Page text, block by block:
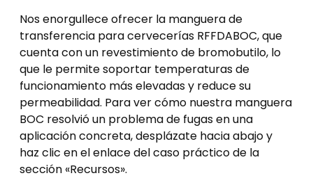
Nos enorgullece ofrecer la manguera de
transferencia para cervecerías RFFDABOC, que
cuenta con un revestimiento de bromobutilo, lo
que le permite soportar temperaturas de
funcionamiento más elevadas y reduce su
permeabilidad. Para ver cómo nuestra manguera
BOC resolvió un problema de fugas en una
aplicación concreta, desplázate hacia abajo y
haz clic en el enlace del caso práctico de la
sección «Recursos».